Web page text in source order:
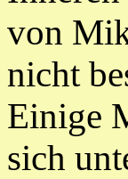
von
nicht
Einige
sich